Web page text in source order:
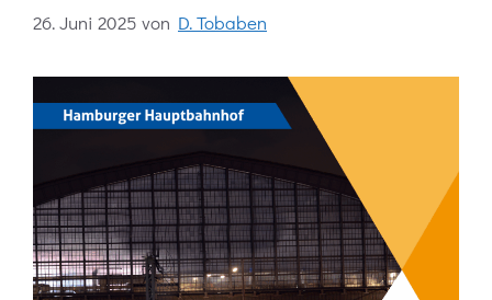
26. Juni 2025 von D. Tobaben